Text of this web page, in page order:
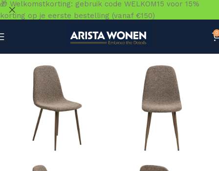
0
🎁 Welkomstkorting: gebruik code WELKOM15 voor 15%
korting op je eerste bestelling (vanaf €150)